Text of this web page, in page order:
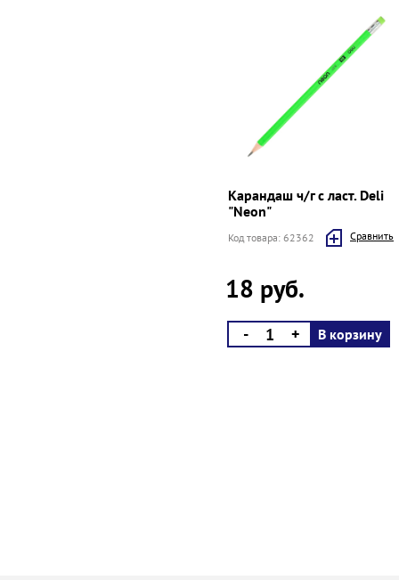
Карандаш ч/г с ласт. Deli
"Neon"
Код товара: 62362 Cравнить
18 руб.
- + В корзину